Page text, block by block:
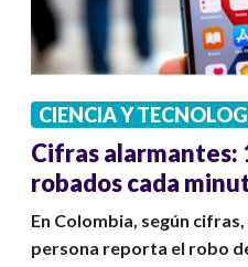
CIENCIA Y
Cifras alarmantes:
robados cada
En Colombia, según
persona reporta el robo